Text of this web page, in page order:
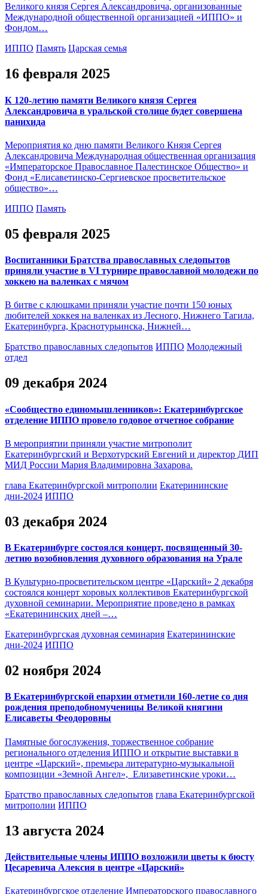
Великого князя Сергея Александровича, организованные
Международной общественной организацией «ИППО» и
Фондом…
ИППО Память Царская семья
16 февраля 2025
К 120-летию памяти Великого князя Сергея
Александровича в уральской столице будет совершена
панихида
Мероприятия ко дню памяти Великого Князя Сергея
Александровича Международная общественная организация
«Императорское Православное Палестинское Общество» и
Фонд «Елисаветинско-Сергиевское просветительское
общество»…
ИППО Память
05 февраля 2025
Воспитанники Братства православных следопытов
приняли участие в VI турнире православной молодежи по
хоккею на валенках с мячом
В битве с клюшками приняли участие почти 150 юных
любителей хоккея на валенках из Лесного, Нижнего Тагила,
Екатеринбурга, Краснотурьинска, Нижней…
Братство православных следопытов ИППО Молодежный
отдел
09 декабря 2024
«Сообщество единомышленников»: Екатеринбургское
отделение ИППО провело годовое отчетное собрание
В мероприятии приняли участие митрополит
Екатеринбургский и Верхотурский Евгений и директор ДИП
МИД Роcсии Мария Владимировна Захарова.
глава Екатеринбургской митрополии Екатерининские
дни-2024 ИППО
03 декабря 2024
В Екатеринбурге состоялся концерт, посвященный 30-
летию возобновления духовного образования на Урале
В Культурно-просветительском центре «Царский» 2 декабря
состоялся концерт хоровых коллективов Екатеринбургской
духовной семинарии. Мероприятие проведено в рамках
«Екатерининских дней –…
Екатеринбургская духовная семинария Екатерининские
дни-2024 ИППО
02 ноября 2024
В Екатеринбургской епархии отметили 160-летие со дня
рождения преподобномученицы Великой княгини
Елисаветы Феодоровны
Памятные богослужения, торжественное собрание
регионального отделения ИППО и открытие выставки в
центре «Царский», премьера литературно-музыкальной
композиции «Земной Ангел», Елизаветинские уроки…
Братство православных следопытов глава Екатеринбургской
митрополии ИППО
13 августа 2024
Действительные члены ИППО возложили цветы к бюсту
Цесаревича Алексия в центре «Царский»
Екатеринбургское отделение Императорского православного